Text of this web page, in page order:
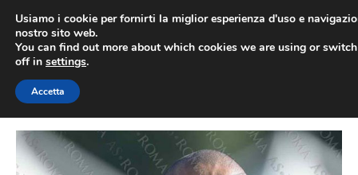
contenuto
Usiamo i cookie per fornirti la miglior esperienza d'uso e
nostro sito web.
You can find out more about which cookies we are using or
off in settings.
Accetta